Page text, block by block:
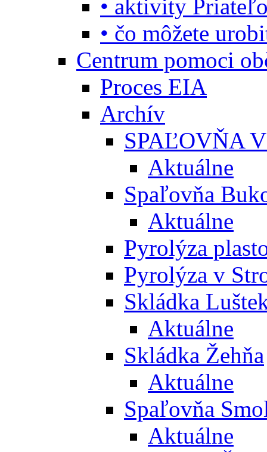
• aktivity
• čo môžete
Centrum pomoci
Proces EIA
Archív
SPAĽOVŇA
Aktuálne
Spaľovňa
Aktuálne
Pyrolýza
Pyrolýza v
Skládka
Aktuálne
Skládka Žehňa
Aktuálne
Spaľovňa
Aktuálne